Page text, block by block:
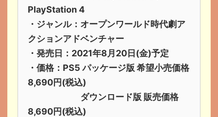
PlayStation 4
・ジャンル：オープンワールド時代劇ア
クションアドベンチャー
・発売日：2021年8月20日(金)予定
・価格：PS5 パッケージ版 希望小売価格
8,690円(税込)
ダウンロード版 販売価格
8,690円(税込)